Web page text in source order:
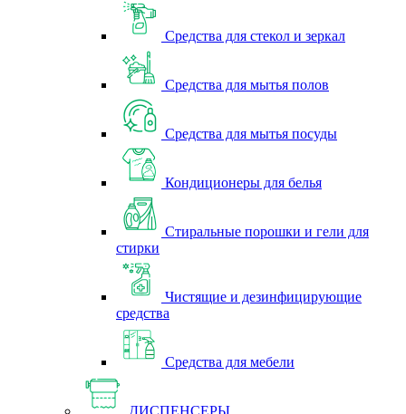
Средства для стекол и зеркал
Средства для мытья полов
Средства для мытья посуды
Кондиционеры для белья
Стиральные порошки и гели для
стирки
Чистящие и дезинфицирующие
средства
Средства для мебели
ДИСПЕНСЕРЫ